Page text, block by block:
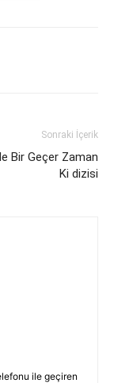
Sonraki İçerik
Bir Geçer Zaman
Ki dizisi
ile geçiren